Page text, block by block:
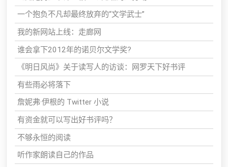
一个抱负不凡却最终放弃的“文学武士”
我的新网站上线：走廊网
谁会拿下2012年的诺贝尔文学奖?
《明日风尚》关于读写人的访谈：网罗天下好书评
有些雨必将落下
詹妮弗·伊根的 Twitter 小说
有资金就可以写出好书评吗？
不够永恒的阅读
听作家朗读自己的作品